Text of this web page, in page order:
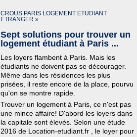
CROUS PARIS LOGEMENT ETUDIANT
ETRANGER »
Sept solutions pour trouver un
logement étudiant à Paris ...
Les loyers flambent à Paris. Mais les
étudiants ne doivent pas se décourager.
Même dans les résidences les plus
prisées, il reste encore de la place, pourvu
qu'on se montre rapide.
Trouver un logement à Paris, ce n'est pas
une mince affaire! D'abord les loyers dans
la capitale sont élevés. Selon une étude
2016 de Location-etudiant.fr , le loyer pour